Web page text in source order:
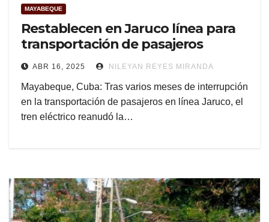
MAYABEQUE
Restablecen en Jaruco línea para
transportación de pasajeros
ABR 16, 2025 NILEYAN REYES MIRANDA
Mayabeque, Cuba: Tras varios meses de interrupción
en la transportación de pasajeros en línea Jaruco, el
tren eléctrico reanudó la…